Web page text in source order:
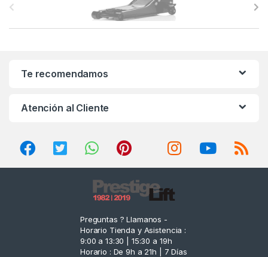
a
Te recomendamos
Atención al Cliente
Preguntas ? Llamanos -
Horario Tienda y Asistencia :
9:00 a 13:30 | 15:30 a 19h
Horario : De 9h a 21h | 7 Días